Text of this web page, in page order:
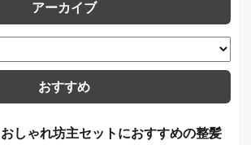
アーカイブ
おすすめ
おしゃれ坊主セットにおすすめの整髪